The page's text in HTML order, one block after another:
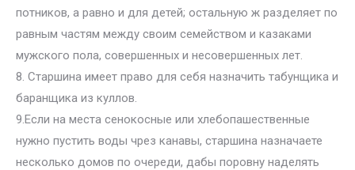
потников, а равно и для детей; остальную ж разделяет по
равным частям между своим семейством и казаками
мужского пола, совершенных и несовершенных лет.
8. Старшина имеет право для себя назначить табунщика и
баранщика из куллов.
9.Если на места сенокосные или хлебопашественные
нужно пустить воды чрез канавы, старшина назначаете
несколько домов по очереди, дабы поровну наделять